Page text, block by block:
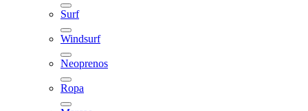
Surf
Windsurf
Neoprenos
Ropa